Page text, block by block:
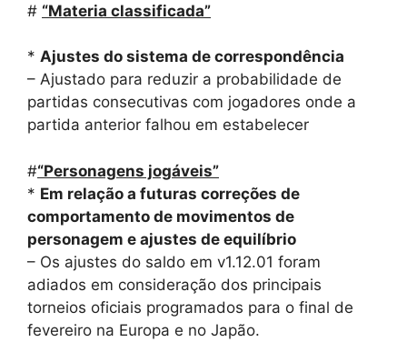
# “Materia classificada”
* Ajustes do sistema de correspondência
– Ajustado para reduzir a probabilidade de
partidas consecutivas com jogadores onde a
partida anterior falhou em estabelecer
#“Personagens jogáveis”
* Em relação a futuras correções de
comportamento de movimentos de
personagem e ajustes de equilíbrio
– Os ajustes do saldo em v1.12.01 foram
adiados em consideração dos principais
torneios oficiais programados para o final de
fevereiro na Europa e no Japão.